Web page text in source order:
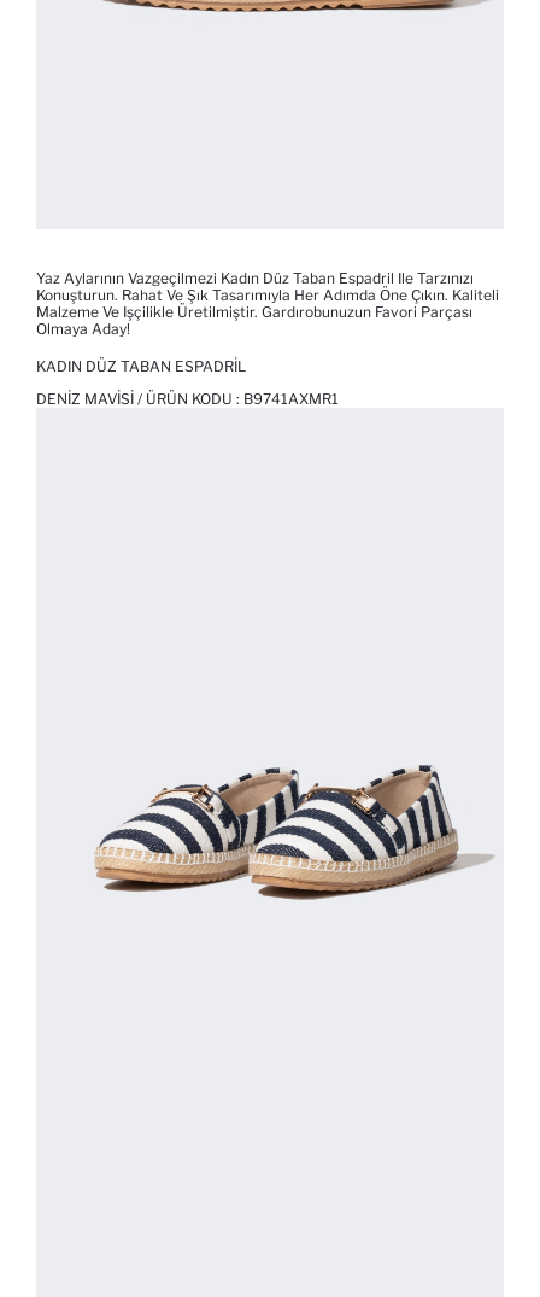
Yaz Aylarının Vazgeçilmezi Kadın Düz Taban Espadril Ile Tarzınızı
Konuşturun. Rahat Ve Şık Tasarımıyla Her Adımda Öne Çıkın. Kaliteli
Malzeme Ve Işçilikle Üretilmiştir. Gardırobunuzun Favori Parçası
Olmaya Aday!
KADIN DÜZ TABAN ESPADRIL
DENIZ MAVISI / ÜRÜN KODU : B9741AXMR1